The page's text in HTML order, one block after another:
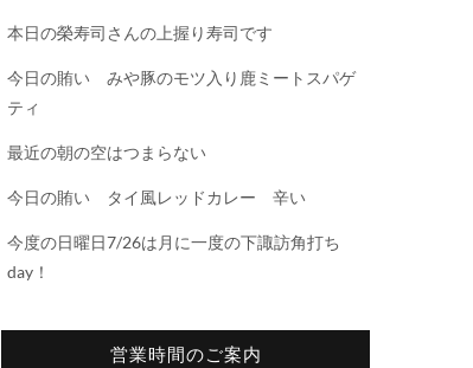
本日の榮寿司さんの上握り寿司です
今日の賄い みや豚のモツ入り鹿ミートスパゲ
ティ
最近の朝の空はつまらない
今日の賄い タイ風レッドカレー 辛い
今度の日曜日7/26は月に一度の下諏訪角打ち
day！
営業時間のご案内